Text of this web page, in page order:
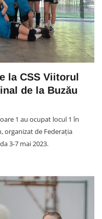
la CSS Viitorul
de la Buzău
1 au ocupat locul 1 în
organizat de Federația
3-7 mai 2023.